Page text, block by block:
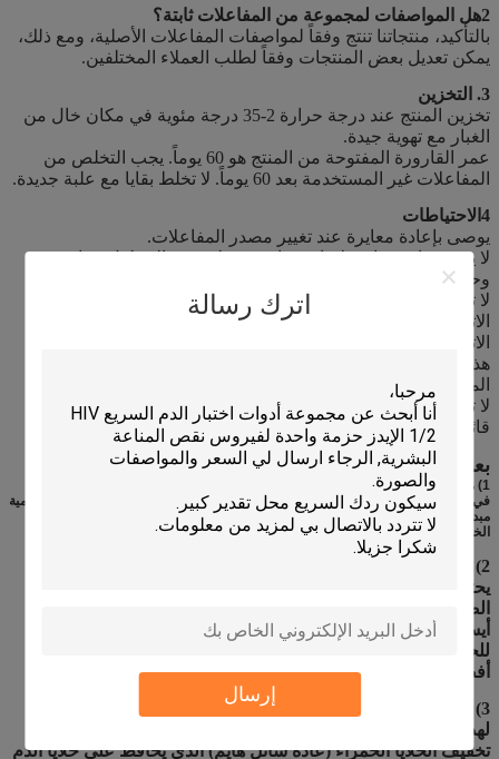
اترك رسالة
إرسال
2هل المواصفات لمجموعة من المفاعلات ثابتة؟
بالتأكيد، منتجاتنا تنتج وفقاً لمواصفات المفاعلات الأصلية، ومع ذلك،
يمكن تعديل بعض المنتجات وفقاً لطلب العملاء المختلفين.
3. التخزين
تخزين المنتج عند درجة حرارة 2-35 درجة مئوية في مكان خال من
الغبار مع تهوية جيدة.
عمر القارورة المفتوحة من المنتج هو 60 يوماً. يجب التخلص من
المفاعلات غير المستخدمة بعد 60 يوماً. لا تخلط بقايا مع علبة جديدة.
4الاحتياطات
يوصى بإعادة معايرة عند تغيير مصدر المفاعلات.
لا يوصى باستخدام علامات تجارية مختلفة من المحلول معًا في
وحدة تحليل واحدة.
لا تبتلعها، وتجنب الاتصال بالجلد والعيون.
الاتصال بالجلد: اغسل بالكمية الكافية من الماء.
الاتصال بالعين: اغسل بالمياه بكثرة. اطلب المساعدة الطبية فوراً.
هذه المجموعة مخصصة للمحترفين واستخدام التشخيص في
المختبر فقط.
لا تضع الماء المقطر على المحلل أبداً (باستثناء النظافة من أجل
قائمة الشحن) ، وإلا فقد تتلف الوحدة الهوائية بشكل خطير.
بعض أسئلة المنتج التي قد ترغب في طرحها:
1) ما هو مبدأ تحليل الدم من ثلاثة أجزاء؟
في المحلل الثلاثي الأجزاء ، يعتمد عدد الخلايا على مبدأ كولتر. تستخدم جميع محللات الدمية
مبدأ كولتر.عداد الخلايا التفاضلية من ثلاثة أجزاء يستخدم مبدأ كولتر لتحديد حجم
الخلايايطبق مبدأ كولتر باستخدام إلكترودين.
2) ما هو المخفف في محلل الدم؟
يحتوي المخفف لتحليل الدم على كلوريد الصوديوم، وكبريت
الصوديوم، ومواد بوفر الفوسفات، وحمض الإيثيلين ديامين تيترا
أيسيتيك، و1-بيريدون-2-كبريت والفورمالديهايد،وقيمة الحموضة
أفضل ما يلي: 5 غرام/ل من...
3) أي مادة مخففة جيدة لعد الدموية الحمراء والصفائح الدموية؟
تخفيف الخلايا الحمراء (عادةً سائل هايم) الذي يحافظ على خلايا الدم